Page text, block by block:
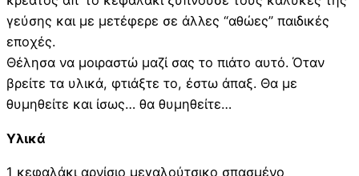
γεύσης και με μετέφερε σε άλλες “αθώες” παιδικές
εποχές.
Θέλησα να μοιραστώ μαζί σας το πιάτο αυτό. Όταν
βρείτε τα υλικά, φτιάξτε το, έστω άπαξ. Θα με
θυμηθείτε και ίσως… θα θυμηθείτε…
Υλικά
1 κεφαλάκι αρνίσιο μεγαλούτσικο σπασμένο